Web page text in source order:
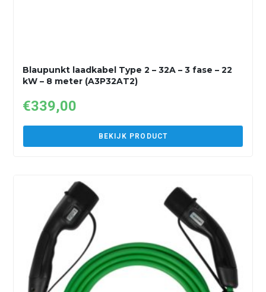
Blaupunkt laadkabel Type 2 – 32A – 3 fase – 22
kW – 8 meter (A3P32AT2)
€339,00
BEKIJK PRODUCT